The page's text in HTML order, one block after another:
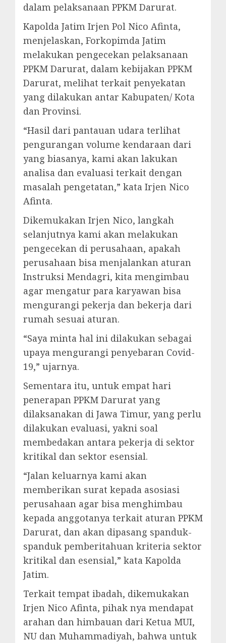
dalam pelaksanaan PPKM Darurat.
Kapolda Jatim Irjen Pol Nico Afinta,
menjelaskan, Forkopimda Jatim
melakukan pengecekan pelaksanaan
PPKM Darurat, dalam kebijakan PPKM
Darurat, melihat terkait penyekatan
yang dilakukan antar Kabupaten/ Kota
dan Provinsi.
“Hasil dari pantauan udara terlihat
pengurangan volume kendaraan dari
yang biasanya, kami akan lakukan
analisa dan evaluasi terkait dengan
masalah pengetatan,” kata Irjen Nico
Afinta.
Dikemukakan Irjen Nico, langkah
selanjutnya kami akan melakukan
pengecekan di perusahaan, apakah
perusahaan bisa menjalankan aturan
Instruksi Mendagri, kita mengimbau
agar mengatur para karyawan bisa
mengurangi pekerja dan bekerja dari
rumah sesuai aturan.
“Saya minta hal ini dilakukan sebagai
upaya mengurangi penyebaran Covid-
19,” ujarnya.
Sementara itu, untuk empat hari
penerapan PPKM Darurat yang
dilaksanakan di Jawa Timur, yang perlu
dilakukan evaluasi, yakni soal
membedakan antara pekerja di sektor
kritikal dan sektor esensial.
“Jalan keluarnya kami akan
memberikan surat kepada asosiasi
perusahaan agar bisa menghimbau
kepada anggotanya terkait aturan PPKM
Darurat, dan akan dipasang spanduk-
spanduk pemberitahuan kriteria sektor
kritikal dan esensial,” kata Kapolda
Jatim.
Terkait tempat ibadah, dikemukakan
Irjen Nico Afinta, pihak nya mendapat
arahan dan himbauan dari Ketua MUI,
NU dan Muhammadiyah, bahwa untuk